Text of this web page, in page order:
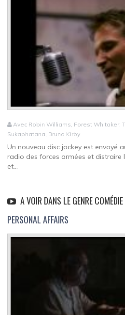
Avec Robin Williams, Forest Whitaker,
Sukaphatana, Bruno Kirby
Un nouveau disc jockey est envoyé
radio des forces armées et distraire
et...
A VOIR DANS LE GENRE COMÉDIE
PERSONAL AFFAIRS